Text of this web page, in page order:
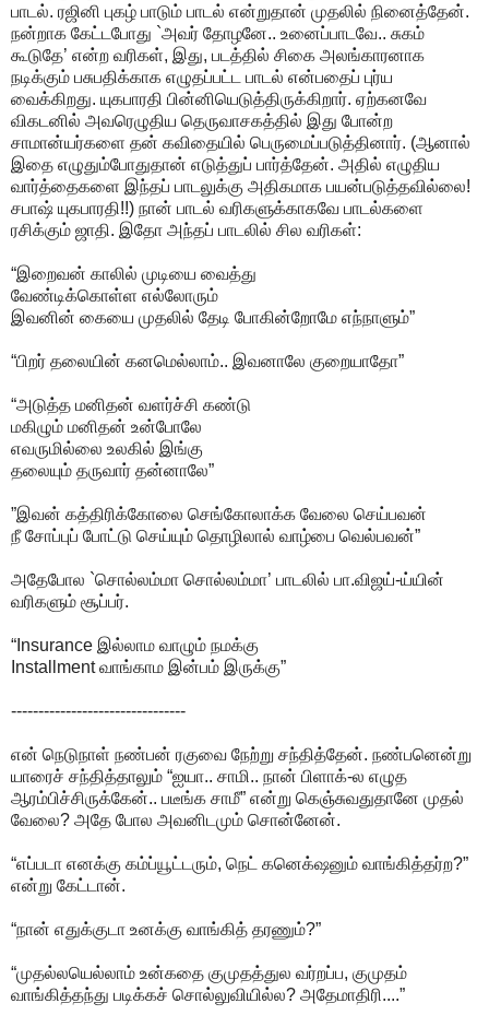
பாடல். ரஜினி புகழ் பாடும் பாடல் என்றுதான் முதலில் நினைத்தேன்.
நன்றாக கேட்டபோது `அவர் தோழனே.. உனைப்பாடவே.. சுகம்
கூடுதே’ என்ற வரிகள், இது, படத்தில் சிகை அலங்காரனாக
நடிக்கும் பசுபதிக்காக எழுதப்பட்ட பாடல் என்பதைப் புர்ய
வைக்கிறது. யுகபாரதி பின்னியெடுத்திருக்கிறார். ஏற்கனவே
விகடனில் அவரெழுதிய தெருவாசகத்தில் இது போன்ற
சாமான்யர்களை தன் கவிதையில் பெருமைப்படுத்தினார். (ஆனால்
இதை எழுதும்போதுதான் எடுத்துப் பார்த்தேன். அதில் எழுதிய
வார்த்தைகளை இந்தப் பாடலுக்கு அதிகமாக பயன்படுத்தவில்லை!
சபாஷ் யுகபாரதி!!) நான் பாடல் வரிகளுக்காகவே பாடல்களை
ரசிக்கும் ஜாதி. இதோ அந்தப் பாடலில் சில வரிகள்:
“இறைவன் காலில் முடியை வைத்து
வேண்டிக்கொள்ள எல்லோரும்
இவனின் கையை முதலில் தேடி போகின்றோமே எந்நாளும்”
“பிறர் தலையின் கனமெல்லாம்.. இவனாலே குறையாதோ”
“அடுத்த மனிதன் வளர்ச்சி கண்டு
மகிழும் மனிதன் உன்போலே
எவருமில்லை உலகில் இங்கு
தலையும் தருவார் தன்னாலே”
”இவன் கத்திரிக்கோலை செங்கோலாக்க வேலை செய்பவன்
நீ சோப்புப் போட்டு செய்யும் தொழிலால் வாழ்பை வெல்பவன்”
அதேபோல `சொல்லம்மா சொல்லம்மா’ பாடலில் பா.விஜய்-ய்யின்
வரிகளும் சூப்பர்.
“Insurance இல்லாம வாழும் நமக்கு
Installment வாங்காம இன்பம் இருக்கு”
--------------------------------
என் நெடுநாள் நண்பன் ரகுவை நேற்று சந்தித்தேன். நண்பனென்று
யாரைச் சந்தித்தாலும் “ஐயா.. சாமி.. நான் பிளாக்-ல எழுத
ஆரம்பிச்சிருக்கேன்.. படீங்க சாமீ” என்று கெஞ்சுவதுதானே முதல்
வேலை? அதே போல அவனிடமும் சொன்னேன்.
“எப்படா எனக்கு கம்ப்யூட்டரும், நெட் கனெக்‌ஷனும் வாங்கித்தர்ற?”
என்று கேட்டான்.
“நான் எதுக்குடா உனக்கு வாங்கித் தரணும்?”
“முதல்லயெல்லாம் உன்கதை குமுதத்துல வர்றப்ப, குமுதம்
வாங்கித்தந்து படிக்கச் சொல்லுவியில்ல? அதேமாதிரி....”